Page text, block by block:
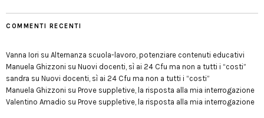
COMMENTI RECENTI
Vanna Iori su Alternanza scuola-lavoro, potenziare contenuti educativi
Manuela Ghizzoni su Nuovi docenti, sì ai 24 Cfu ma non a tutti i “costi”
sandra su Nuovi docenti, sì ai 24 Cfu ma non a tutti i “costi”
Manuela Ghizzoni su Prove suppletive, la risposta alla mia interrogazione
Valentino Amadio su Prove suppletive, la risposta alla mia interrogazione